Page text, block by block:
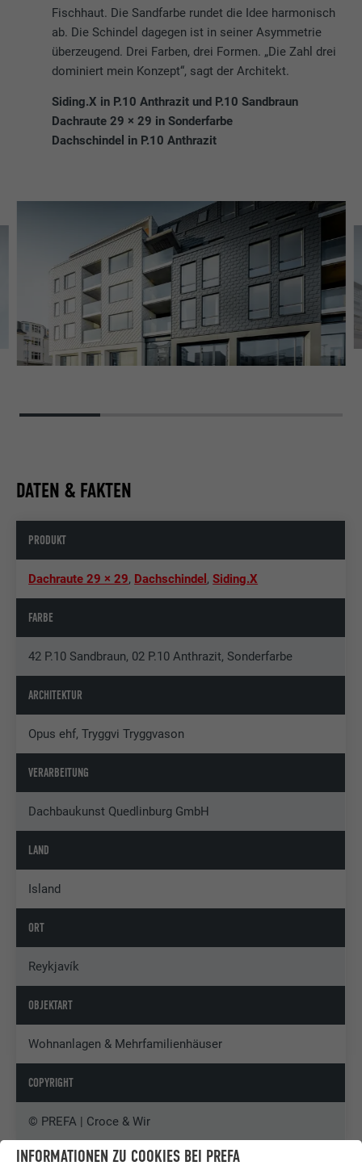
Fischhaut. Die Sandfarbe rundet die Idee harmonisch
ab. Die Schindel dagegen ist in seiner Asymmetrie
überzeugend. Drei Farben, drei Formen. „Die Zahl drei
dominiert mein Konzept“, sagt der Architekt.
Siding.X in P.10 Anthrazit und P.10 Sandbraun
Dachraute 29 × 29 in Sonderfarbe
Dachschindel in P.10 Anthrazit
DATEN & FAKTEN
PRODUKT
Dachraute 29 × 29, Dachschindel ,Siding.X
FARBE
42 P.10 Sandbraun, 02 P.10 Anthrazit, Sonderfarbe
ARCHITEKTUR
Opus ehf, Tryggvi Tryggvason
VERARBEITUNG
Dachbaukunst Quedlinburg GmbH
LAND
Island
ORT
Reykjavík
OBJEKTART
Wohnanlagen & Mehrfamilienhäuser
COPYRIGHT
© PREFA | Croce & Wir
INFORMATIONEN ZU COOKIES BEI PREFA